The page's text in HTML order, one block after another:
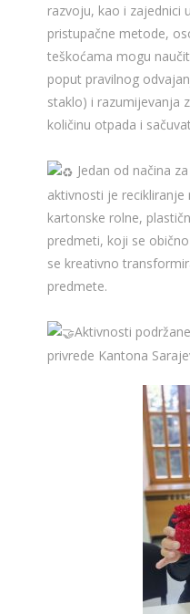
razvoju, kao i zajednici
pristupačne metode,
teškoćama mogu
poput pravilnog
staklo) i razumijevanja
količinu otpada i
Jedan od načina
aktivnosti je
kartonske rolne,
predmeti, koji se
se kreativno
predmete.
Aktivnosti
privrede Kantona